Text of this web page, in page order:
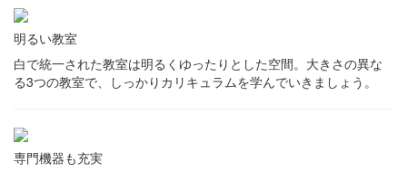
明るい教室
白で統一された教室は明るくゆったりとした空間。大きさの異な
る3つの教室で、しっかりカリキュラムを学んでいきましょう。
専門機器も充実